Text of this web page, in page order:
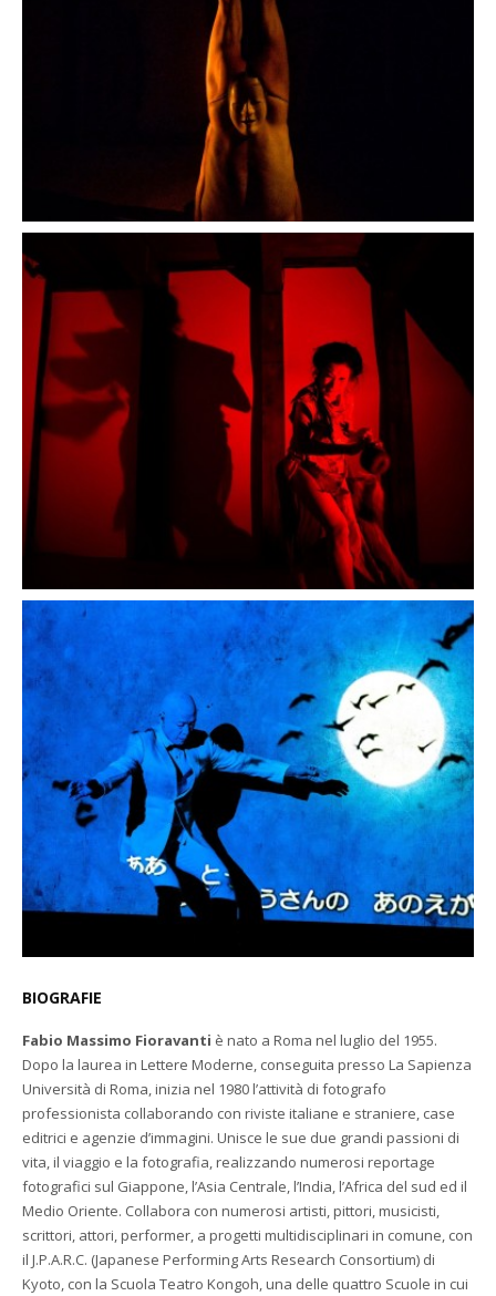
BIOGRAFIE
Fabio Massimo Fioravanti è nato a Roma nel luglio del 1955.
Dopo la laurea in Lettere Moderne, conseguita presso La Sapienza
Università di Roma, inizia nel 1980 l’attività di fotografo
professionista collaborando con riviste italiane e straniere, case
editrici e agenzie d’immagini. Unisce le sue due grandi passioni di
vita, il viaggio e la fotografia, realizzando numerosi reportage
fotografici sul Giappone, l’Asia Centrale, l’India, l’Africa del sud ed il
Medio Oriente. Collabora con numerosi artisti, pittori, musicisti,
scrittori, attori, performer, a progetti multidisciplinari in comune, con
il J.P.A.R.C. (Japanese Performing Arts Research Consortium) di
Kyoto, con la Scuola Teatro Kongoh, una delle quattro Scuole in cui